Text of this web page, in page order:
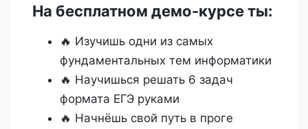
На бесплатном демо-курсе ты:
🔥 Изучишь одни из самых
фундаментальных тем информатики
🔥 Научишься решать 6 задач
формата ЕГЭ руками
🔥 Начнёшь свой путь в проге